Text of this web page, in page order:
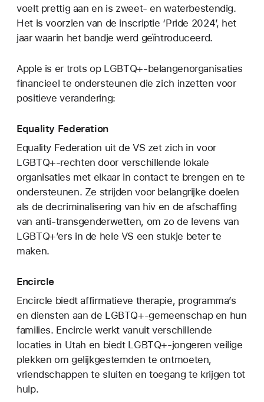
voelt prettig aan en is zweet- en waterbestendig.
Het is voorzien van de inscriptie ‘Pride 2024’, het
jaar waarin het bandje werd geïntroduceerd.
Apple is er trots op LGBTQ+-belangenorganisaties
financieel te ondersteunen die zich inzetten voor
positieve verandering:
Equality Federation
Equality Federation uit de VS zet zich in voor
LGBTQ+-rechten door verschillende lokale
organisaties met elkaar in contact te brengen en te
ondersteunen. Ze strijden voor belangrijke doelen
als de decriminalisering van hiv en de afschaffing
van anti-transgenderwetten, om zo de levens van
LGBTQ+’ers in de hele VS een stukje beter te
maken.
Encircle
Encircle biedt affirmatieve therapie, programma’s
en diensten aan de LGBTQ+-gemeenschap en hun
families. Encircle werkt vanuit verschillende
locaties in Utah en biedt LGBTQ+-jongeren veilige
plekken om gelijkgestemden te ontmoeten,
vriendschappen te sluiten en toegang te krijgen tot
hulp.